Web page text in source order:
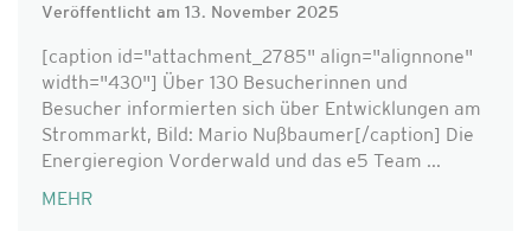
Veröffentlicht am 13. November 2025
[caption id="attachment_2785" align="alignnone"
width="430"] Über 130 Besucherinnen und
Besucher informierten sich über Entwicklungen am
Strommarkt, Bild: Mario Nußbaumer[/caption] Die
Energieregion Vorderwald und das e5 Team ...
MEHR